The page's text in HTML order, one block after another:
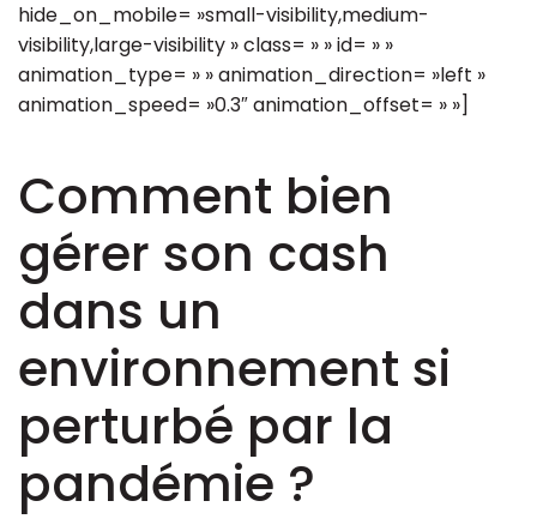
hide_on_mobile= »small-visibility,medium-
visibility,large-visibility » class= » » id= » »
animation_type= » » animation_direction= »left »
animation_speed= »0.3″ animation_offset= » »]
Comment bien
gérer son cash
dans un
environnement si
perturbé par la
pandémie ?